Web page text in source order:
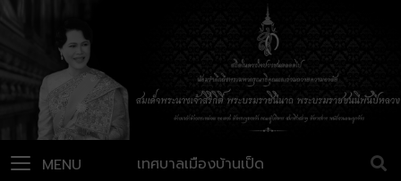
เทศบาลเมืองบ้านเป็ด
MENU